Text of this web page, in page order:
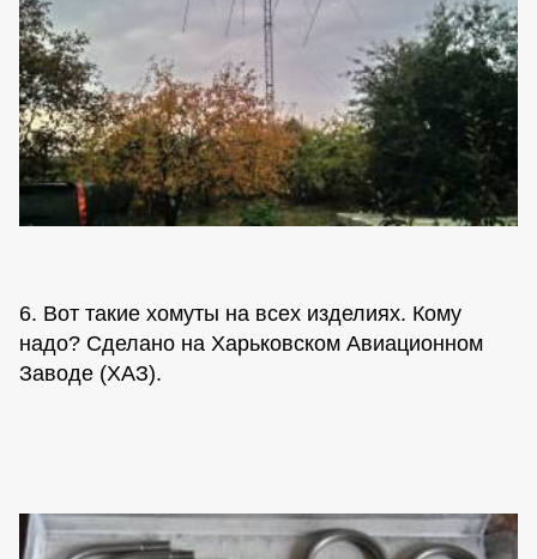
6. Вот такие хомуты на всех изделиях. Кому
надо? Сделано на Харьковском Авиационном
Заводе (ХАЗ).